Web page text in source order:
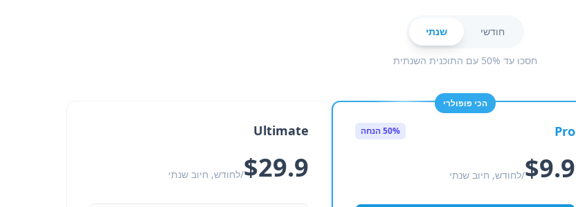
חודשי שנתי
חסכו עד 50% עם התוכנית השנתית
הכי פופולרי
Pro 50% הנחה
$9.9/לחודש, חיוב שנתי
Ultimate
$29.9/לחודש, חיוב שנתי